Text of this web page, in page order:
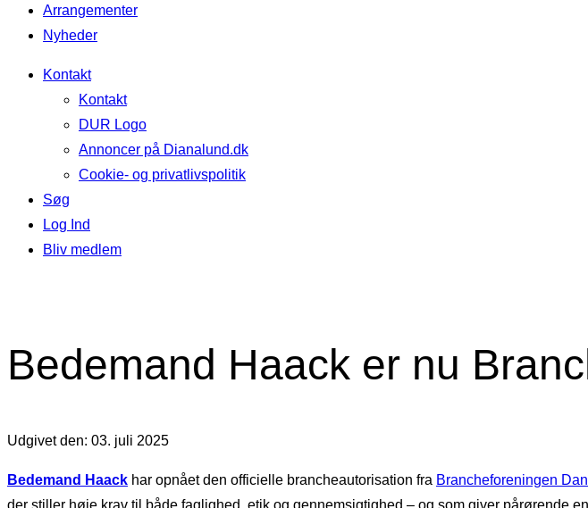
Arrangementer
Nyheder
Kontakt
Kontakt
DUR Logo
Annoncer på Dianalund.dk
Cookie- og privatlivspolitik
Søg
Log Ind
Bliv medlem
Bedemand Haack er nu
Udgivet den: 03. juli 2025
Bedemand Haack har opnået den officielle brancheautorisation fra Brancheforeningen
der stiller høje krav til både faglighed, etik og gennemsigtighed – og som giver pårørende